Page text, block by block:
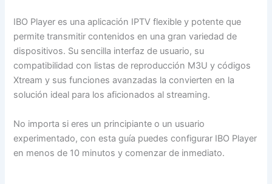
IBO Player es una aplicación IPTV flexible y potente que
permite transmitir contenidos en una gran variedad de
dispositivos. Su sencilla interfaz de usuario, su
compatibilidad con listas de reproducción M3U y códigos
Xtream y sus funciones avanzadas la convierten en la
solución ideal para los aficionados al streaming.
No importa si eres un principiante o un usuario
experimentado, con esta guía puedes configurar IBO Player
en menos de 10 minutos y comenzar de inmediato.